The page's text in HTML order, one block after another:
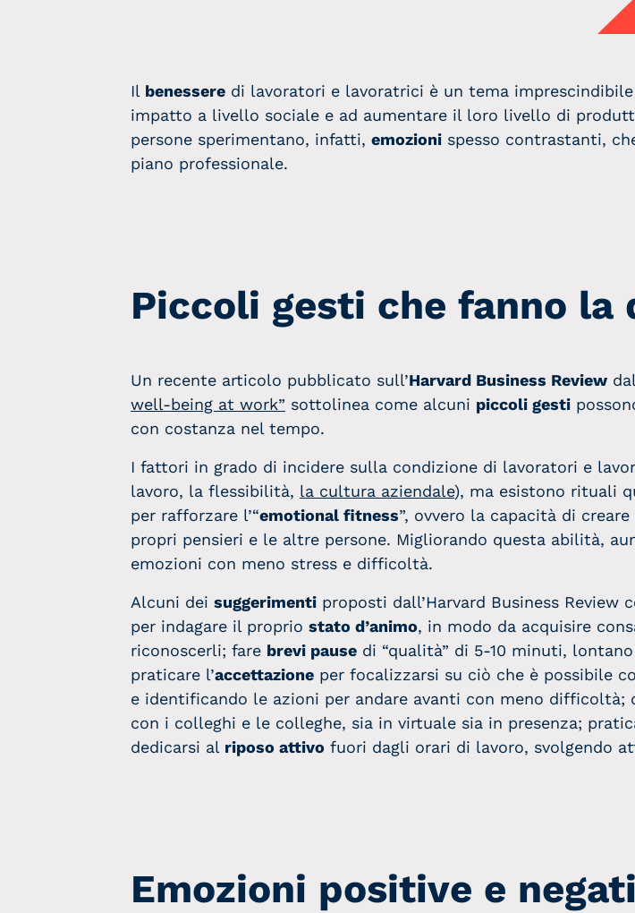
Il benessere di lavoratori e lavoratrici è un tema
impatto a livello sociale e ad aumentare il loro livello di
persone sperimentano, infatti, emozioni spesso contrastanti,
piano professionale.
Piccoli gesti che fanno la
Un recente articolo pubblicato sull’Harvard Business Review
well-being at work” sottolinea come alcuni piccoli gesti
con costanza nel tempo.
I fattori in grado di incidere sulla condizione di lavoratori e
lavoro, la flessibilità, la cultura aziendale), ma esistono rituali
per rafforzare l’“emotional fitness”, ovvero la capacità di
propri pensieri e le altre persone. Migliorando questa abilità,
emozioni con meno stress e difficoltà.
Alcuni dei suggerimenti proposti dall’Harvard Business
per indagare il proprio stato d’animo, in modo da acquisire
riconoscerli; fare brevi pause di “qualità” di 5-10 minuti,
praticare l’accettazione per focalizzarsi su ciò che è possibile
e identificando le azioni per andare avanti con meno difficoltà;
con i colleghi e le colleghe, sia in virtuale sia in presenza;
dedicarsi al riposo attivo fuori dagli orari di lavoro, svolgendo
Emozioni positive e